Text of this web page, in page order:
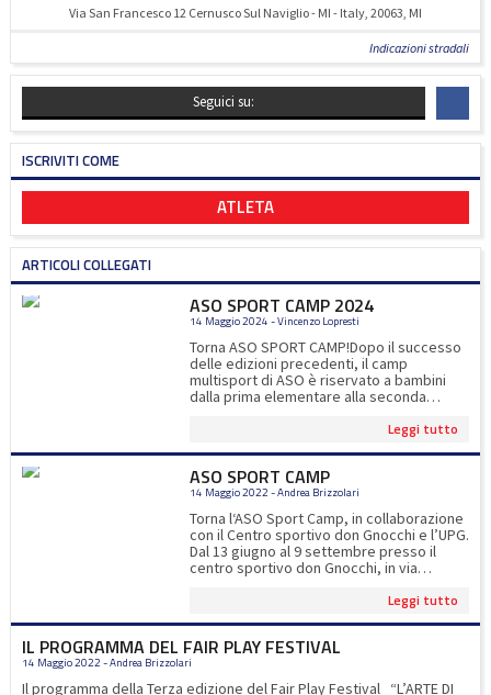
Via San Francesco 12 Cernusco Sul Naviglio - MI - Italy, 20063, MI
Indicazioni stradali
Seguici su:
ISCRIVITI COME
ATLETA
ARTICOLI COLLEGATI
ASO SPORT CAMP 2024
14 Maggio 2024 - Vincenzo Lopresti
Torna ASO SPORT CAMP!Dopo il successo
delle edizioni precedenti, il camp
multisport di ASO è riservato a bambini
dalla prima elementare alla seconda
saranno esperti di calcio, tennis, padel e
sportiva dei nostri iscritti!Per iscrizioni
www.asocernusco.itper info
asosportcamp@gmail.com
Leggi tutto
ASO SPORT CAMP
14 Maggio 2022 - Andrea Brizzolari
Torna l‘ASO Sport Camp, in collaborazione
con il Centro sportivo don Gnocchi e l’UPG.
Dal 13 giugno al 9 settembre presso il
centro sportivo don Gnocchi, in via
quest'anno: corsi di padel e il pranzo
sperimentare 12 sport diversi, compresi il
padel e la piscina Quest’anno presentiamo
un ASO SPORT CAMP in formato maxi per
Leggi tutto
IL PROGRAMMA DEL FAIR PLAY FESTIVAL
14 Maggio 2022 - Andrea Brizzolari
Il programma della Terza edizione del Fair Play Festival “L’ARTE DI